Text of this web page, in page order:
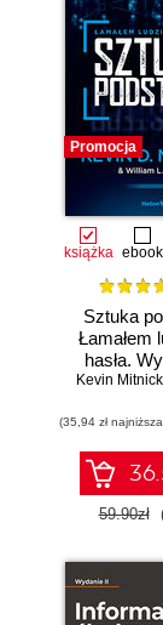
Promocja
książka ebook
Sztuka
Łamałem
hasła.
Kevin Mitnick
(35,94 zł
59.90zł